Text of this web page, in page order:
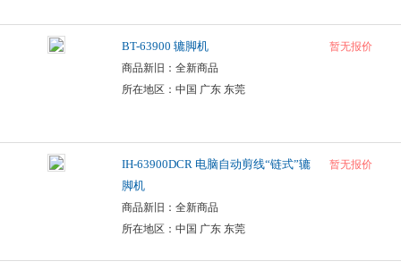
BT-63900 辘脚机
商品新旧：全新商品
所在地区：中国 广东 东莞
暂无报价
IH-63900DCR 电脑自动剪线“链式”辘
脚机
商品新旧：全新商品
所在地区：中国 广东 东莞
暂无报价